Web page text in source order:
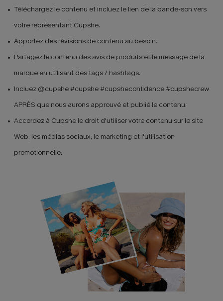
Téléchargez le contenu et incluez le lien de la bande-son vers
votre représentant Cupshe.
Apportez des révisions de contenu au besoin.
Partagez le contenu des avis de produits et le message de la
marque en utilisant des tags / hashtags.
Incluez @cupshe #cupshe #cupsheconfidence #cupshecrew
APRÈS que nous aurons approuvé et publié le contenu.
Accordez à Cupshe le droit d'utiliser votre contenu sur le site
Web, les médias sociaux, le marketing et l'utilisation
promotionnelle.